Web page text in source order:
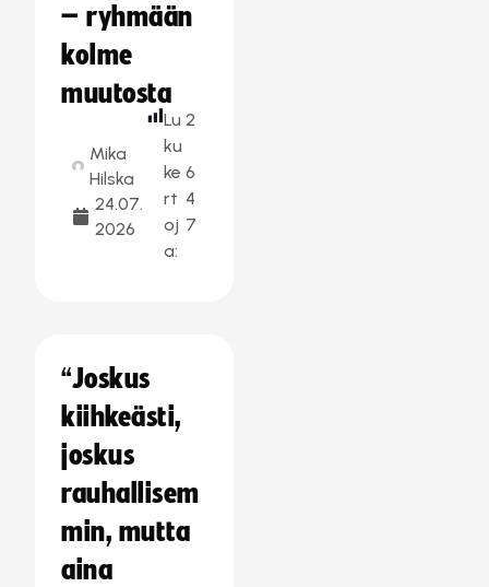
– ryhmään
kolme
muutosta
Mika
Hilska
24.07.
2026
Lu
ku
ke
rt
oj
a:
2
6
4
7
“Joskus
kiihkeästi,
joskus
rauhallisem
min, mutta
aina